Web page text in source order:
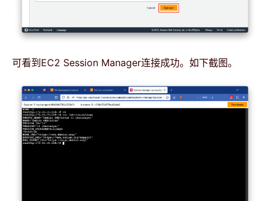
可看到EC2 Session Manager连接成功。如下截图。